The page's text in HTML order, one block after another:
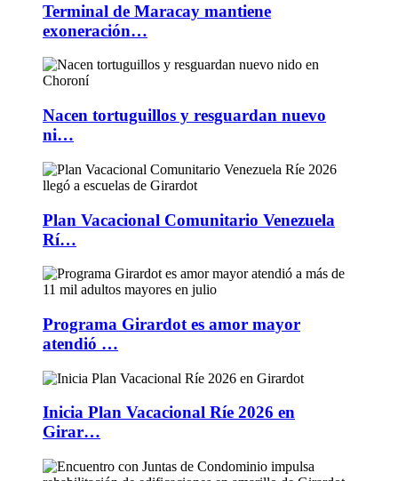
Terminal de Maracay mantiene
exoneración…
Nacen tortuguillos y resguardan nuevo
ni…
Plan Vacacional Comunitario Venezuela
Rí…
Programa Girardot es amor mayor
atendió …
Inicia Plan Vacacional Ríe 2026 en
Girar…